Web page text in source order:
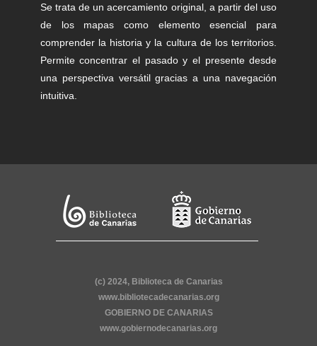
Se trata de un acercamiento original, a partir del uso
de los mapas como elemento esencial para
comprender la historia y la cultura de los territorios.
Permite concentrar el pasado y el presente desde
una perspectiva versátil gracias a una navegación
intuitiva.
(c) 2024, Biblioteca de Canarias
www.bibliotecadecanarias.org
GOBIERNO DE CANARIAS
www.gobiernodecanarias.org